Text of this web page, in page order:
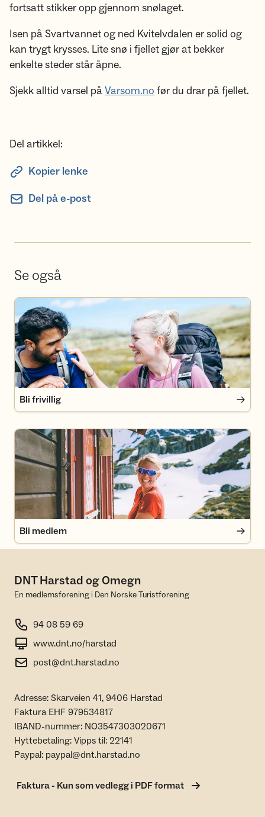
fortsatt stikker opp gjennom snølaget.
Isen på Svartvannet og ned Kvitelvdalen er solid og
kan trygt krysses. Lite snø i fjellet gjør at bekker
enkelte steder står åpne.
Sjekk alltid varsel påVarsom.no før du drar på fjellet.
Del artikkel:
Kopier lenke
Del på e-post
Se også
Bli frivillig
Bli frivillig
Bli medlem
Bli medlem
DNT Harstad og Omegn
En medlemsforening i Den Norske Turistforening
94 08 59 69
www.dnt.no/harstad
post@dnt.harstad.no
Adresse: Skarveien 41, 9406 Harstad
Faktura EHF 979534817
IBAND-nummer: NO3547303020671
Hyttebetaling: Vipps til: 22141
Paypal: paypal@dnt.harstad.no
Faktura - Kun som vedlegg i PDF format